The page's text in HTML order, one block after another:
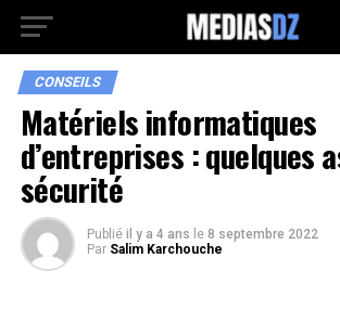
CONSEILS
Matériels informatiques
d’entreprises : quelques
sécurité
Publié il y a 4 ans le 8 septembre 2022
Par Salim Karchouche